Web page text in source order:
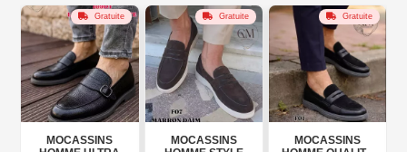
MOCASSINS
Gratuite
MOCASSINS
Gratuite
MOCASSINS
Gratuite